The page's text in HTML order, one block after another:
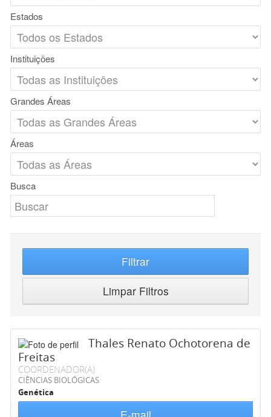
Estados
Instituições
Grandes Áreas
Áreas
Busca
Filtrar
Limpar Filtros
Thales Renato Ochotorena de
Freitas
COORDENADOR(A)
CIÊNCIAS BIOLÓGICAS
Genética